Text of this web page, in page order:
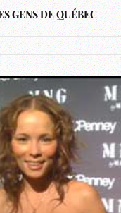
GENS DE QUÉBEC